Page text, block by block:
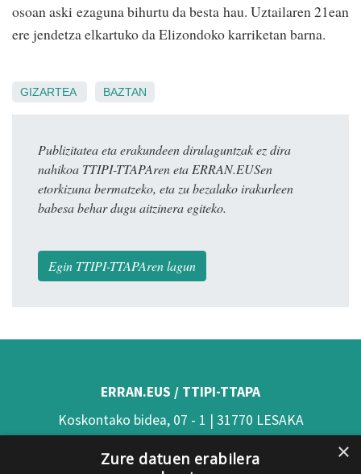
osoan aski ezaguna bihurtu da besta hau. Uztailaren 21ean
ere jendetza elkartuko da Elizondoko karriketan barna.
GIZARTEA BAZTAN
Publizitatea eta erakundeen dirulaguntzak ez dira
nahikoa TTIPI-TTAPAren eta ERRAN.EUSen
etorkizuna bermatzeko, eta zu bezalako irakurleen
babesa behar dugu aitzinera egiteko.
Egin TTIPI-TTAPAren lagun
ERRAN.EUS / TTIPI-TTAPA
Koskontako bidea, 07 - 1 | 31770 LESAKA
×
Zure datuen erabilera